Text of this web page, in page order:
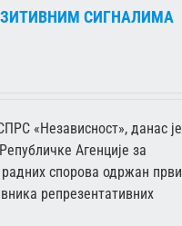
СИГНАЛИМА
«Независност», данас је
Агенције за
спорова одржан први
репрезентативних